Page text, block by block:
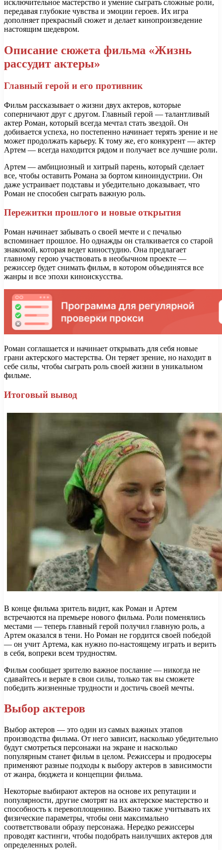
исключительное мастерство и умение сыграть сложные роли,
передавая глубокие чувства и эмоции героев. Их игра
дополняет прекрасный сюжет и делает кинопроизведение
настоящим шедевром.
Описание сюжета фильма «Жизнь
рассудит актеры»
Главный герой и его противник
Фильм рассказывает о жизни двух актеров, которые
соперничают друг с другом. Главный герой — талантливый
актер Роман, который всегда мечтал стать звездой. Он
добивается успеха, но постепенно начинает терять зрение и не
может продолжать карьеру. К тому же, его конкурент — актер
Артем — всегда находится рядом и получает все лучшие роли.
Артем — амбициозный и хитрый парень, который сделает
все, чтобы оставить Романа за бортом киноиндустрии. Он
даже устраивает подставы и убедительно доказывает, что
Роман не способен сыграть важную роль.
Пережитки прошлого и новые открытия
Роман начинает забывать о своей мечте и с печалью
вспоминает прошлое. Но однажды он сталкивается со старой
знакомой, которая ведет киностудию. Она предлагает
главному герою участвовать в необычном проекте —
режиссер будет снимать фильм, в котором объединятся все
жанры и все эпохи киноискусства.
Роман соглашается и начинает открывать для себя новые
грани актерского мастерства. Он теряет зрение, но находит в
себе силы, чтобы сыграть роль своей жизни в уникальном
фильме.
Итоговый вывод
В конце фильма зритель видит, как Роман и Артем
встречаются на премьере нового фильма. Роли поменялись
местами — теперь главный герой получил главную роль, а
Артем оказался в тени. Но Роман не гордится своей победой
— он учит Артема, как нужно по-настоящему играть и верить
в себя, вопреки всем трудностям.
Фильм сообщает зрителю важное послание — никогда не
сдавайтесь и верьте в свои силы, только так вы сможете
победить жизненные трудности и достичь своей мечты.
Выбор актеров
Выбор актеров — это один из самых важных этапов
производства фильма. От него зависит, насколько убедительно
будут смотреться персонажи на экране и насколько
популярным станет фильм в целом. Режиссеры и продюсеры
применяют разные подходы к выбору актеров в зависимости
от жанра, бюджета и концепции фильма.
Некоторые выбирают актеров на основе их репутации и
популярности, другие смотрят на их актерское мастерство и
способность к перевоплощению. Важно также учитывать их
физические параметры, чтобы они максимально
соответствовали образу персонажа. Нередко режиссеры
проводят кастинги, чтобы подобрать наилучших актеров для
определенных ролей.